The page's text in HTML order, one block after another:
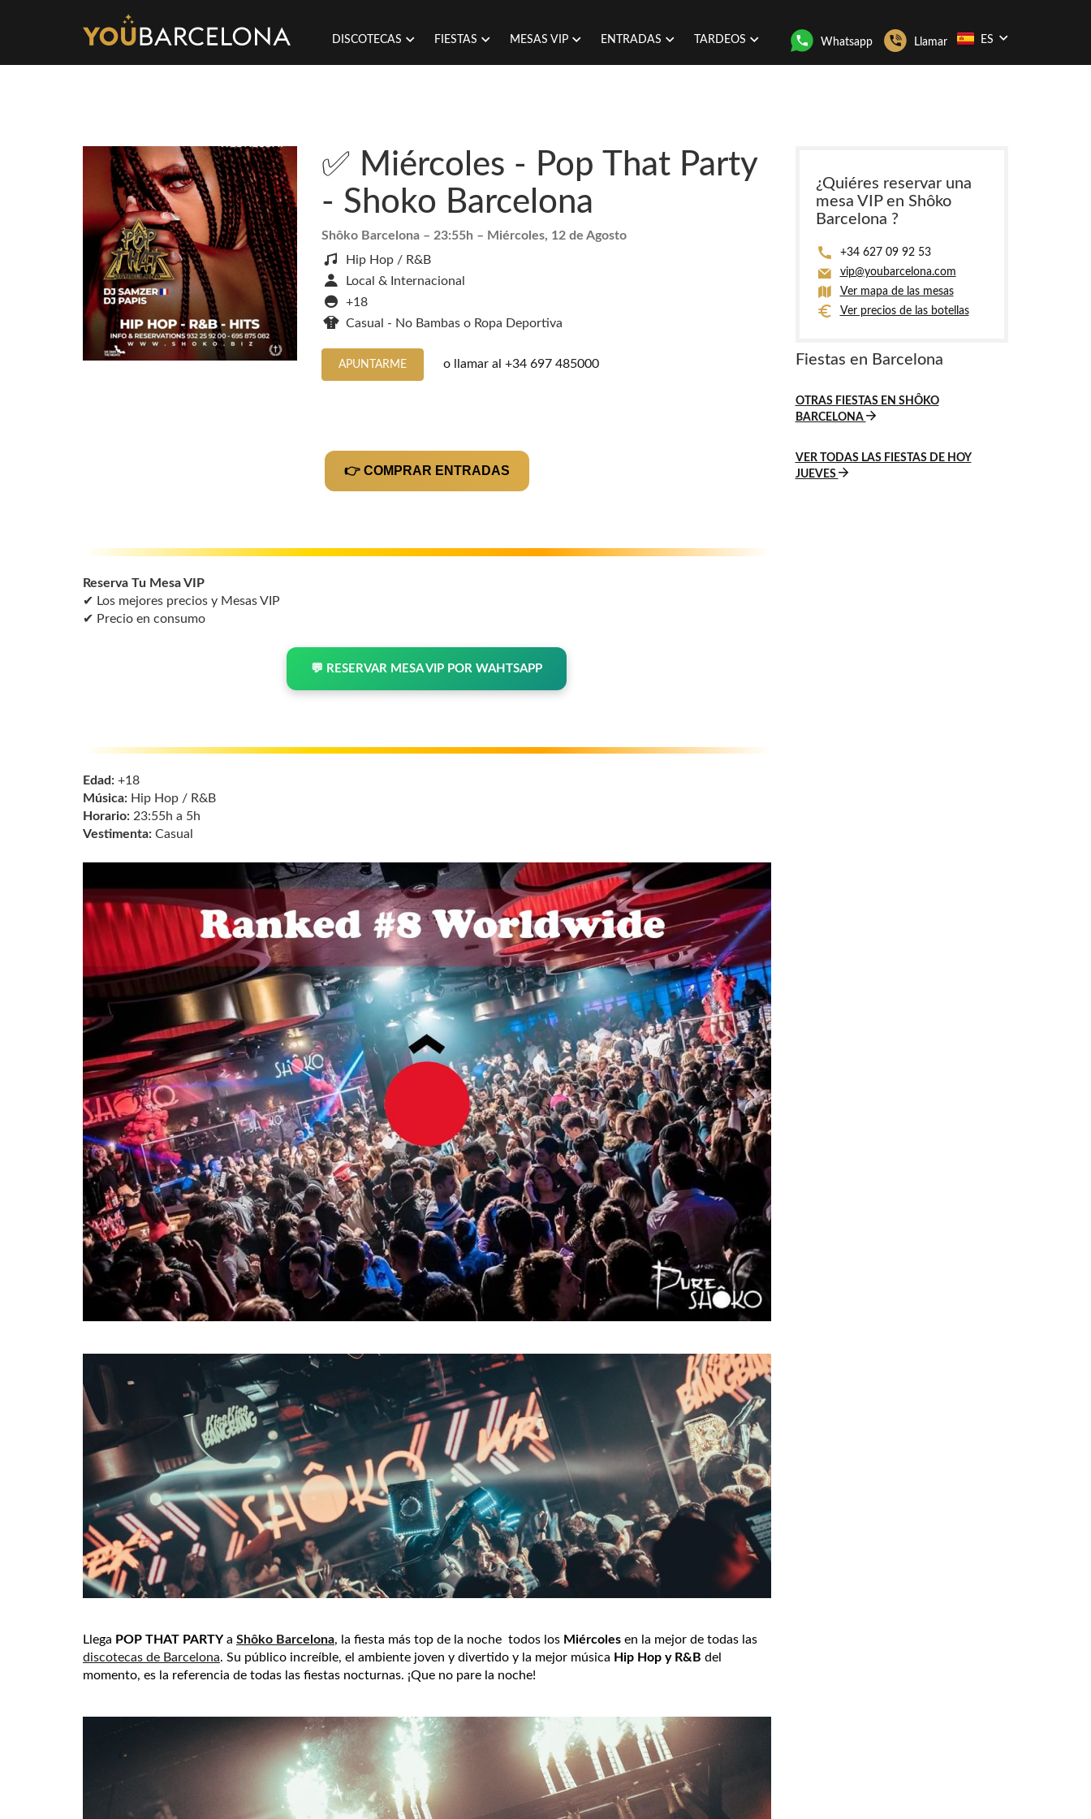
DISCOTECAS FIESTAS MESAS VIP ENTRADAS TARDEOS Whatsapp Llamar ES
✅ Miércoles - Pop That Party
- Shoko Barcelona
Shôko Barcelona – 23:55h – Miércoles, 12 de Agosto
Hip Hop / R&B
Local & Internacional
+18
Casual - No Bambas o Ropa Deportiva
APUNTARME o llamar al +34 697 485000
👉 COMPRAR ENTRADAS
Reserva Tu Mesa VIP
✔ Los mejores precios y Mesas VIP
✔ Precio en consumo
💬 RESERVAR MESA VIP POR WAHTSAPP
Edad: +18
Música: Hip Hop / R&B
Horario: 23:55h a 5h
Vestimenta: Casual
Llega POP THAT PARTY a Shôko Barcelona, la fiesta más top de la noche todos los Miércoles en la mejor de todas las
discotecas de Barcelona. Su público increíble, el ambiente joven y divertido y la mejor música Hip Hop y R&B del
momento, es la referencia de todas las fiestas nocturnas. ¡Que no pare la noche!
¿Quiéres reservar una
mesa VIP en Shôko
Barcelona ?
+34 627 09 92 53
vip@youbarcelona.com
Ver mapa de las mesas
Ver precios de las botellas
Fiestas en Barcelona
OTRAS FIESTAS EN SHÔKO
BARCELONA
VER TODAS LAS FIESTAS DE HOY
JUEVES